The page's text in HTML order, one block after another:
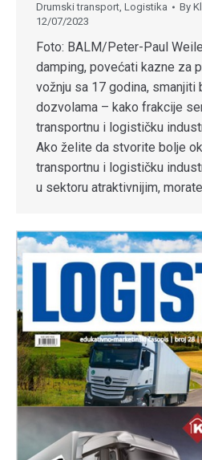
Drumski transport, Logistika By
12/07/2023
Foto: BALM/Peter-Paul
damping, povećati kazne za
vožnju sa 17 godina, smanjiti
dozvolama – kako frakcije
transportnu i logističku
Ako želite da stvorite bolje
transportnu i logističku
u sektoru atraktivnijim,